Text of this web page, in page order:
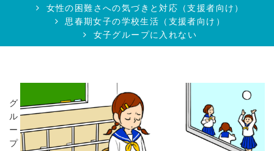
女性の困難さへの気づきと対応（支援者向け）
思春期女子の学校生活（支援者向け）
女子グループに入れない
グ
ル
ー
プ